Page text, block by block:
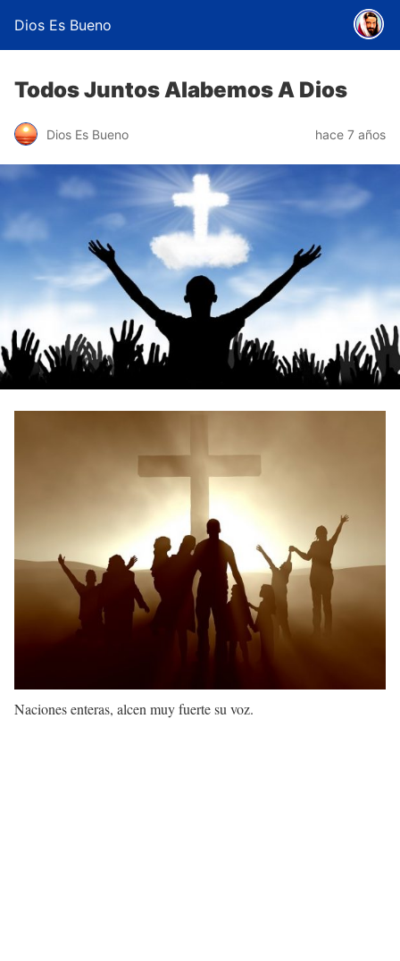
Dios Es Bueno
Todos Juntos Alabemos A Dios
Dios Es Bueno hace 7 años
Naciones enteras, alcen muy fuerte su voz.